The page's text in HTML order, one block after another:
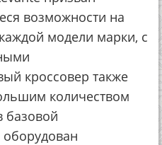
возможности на
модели марки, с
кроссовер также
количеством
базовой